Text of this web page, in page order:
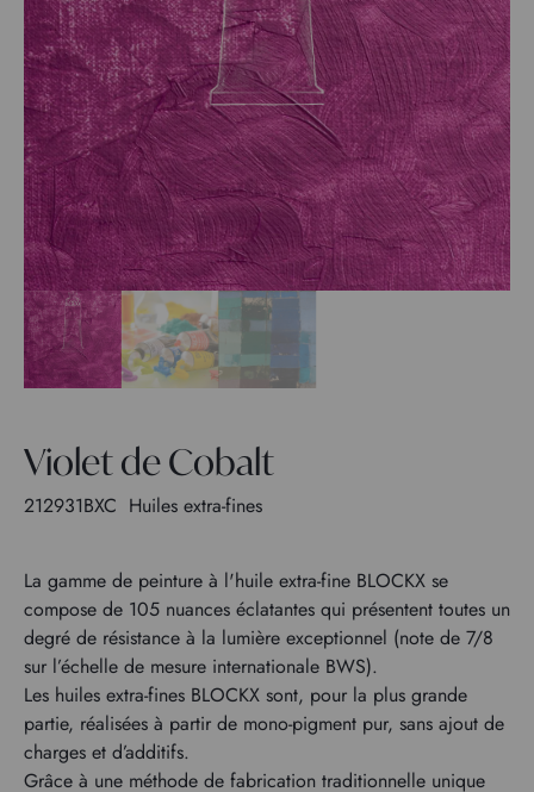
Violet de Cobalt
212931BXC Huiles extra-fines
La gamme de peinture à l'huile extra-fine BLOCKX se
compose de 105 nuances éclatantes qui présentent toutes un
degré de résistance à la lumière exceptionnel (note de 7/8
sur l’échelle de mesure internationale BWS).
Les huiles extra-fines BLOCKX sont, pour la plus grande
partie, réalisées à partir de mono-pigment pur, sans ajout de
charges et d’additifs.
Grâce à une méthode de fabrication traditionnelle unique